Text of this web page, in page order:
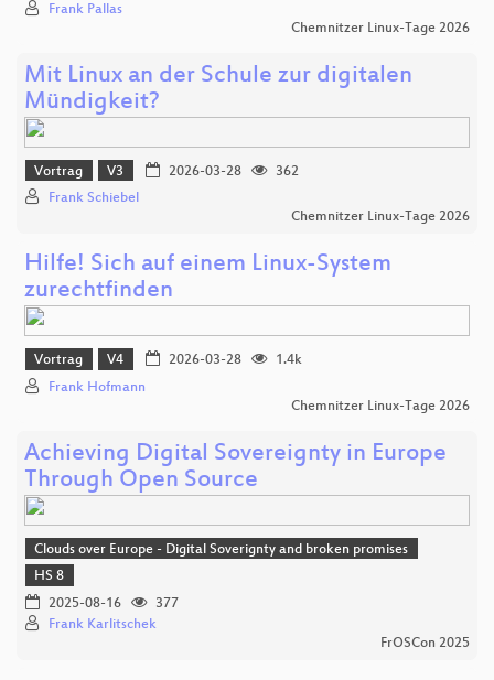
Frank Pallas
Chemnitzer Linux-Tage 2026
Mit Linux an der Schule zur digitalen
Mündigkeit?
Vortrag V3 2026-03-28
362
Frank Schiebel
Chemnitzer Linux-Tage 2026
Hilfe! Sich auf einem Linux-System
zurechtfinden
Vortrag V4 2026-03-28
1.4k
Frank Hofmann
Chemnitzer Linux-Tage 2026
Achieving Digital Sovereignty in Europe
Through Open Source
Clouds over Europe - Digital Soverignty and broken promises
HS 8
2025-08-16
377
Frank Karlitschek
FrOSCon 2025